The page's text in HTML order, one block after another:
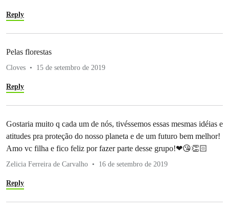
Reply
Pelas florestas
Cloves 15 de setembro de 2019
Reply
Gostaria muito q cada um de nós, tivéssemos essas mesmas idéias e
atitudes pra proteção do nosso planeta e de um futuro bem melhor!
Amo vc filha e fico feliz por fazer parte desse grupo!❤😘👏🏻
Zelicia Ferreira de Carvalho 16 de setembro de 2019
Reply